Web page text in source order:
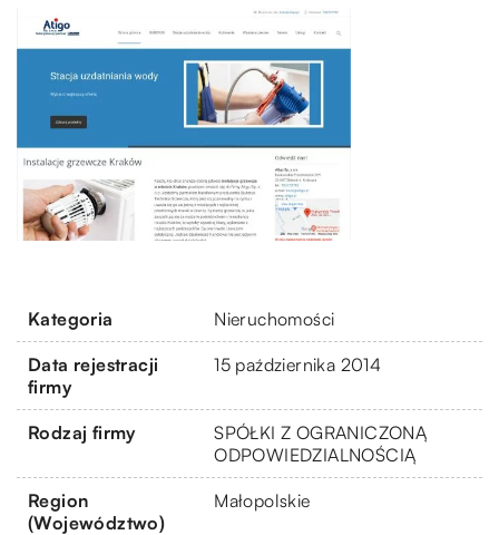
Kategoria Nieruchomości
Data rejestracji
firmy
15 października 2014
Rodzaj firmy
SPÓŁKI Z OGRANICZONĄ
ODPOWIEDZIALNOŚCIĄ
Region
(Województwo)
Małopolskie